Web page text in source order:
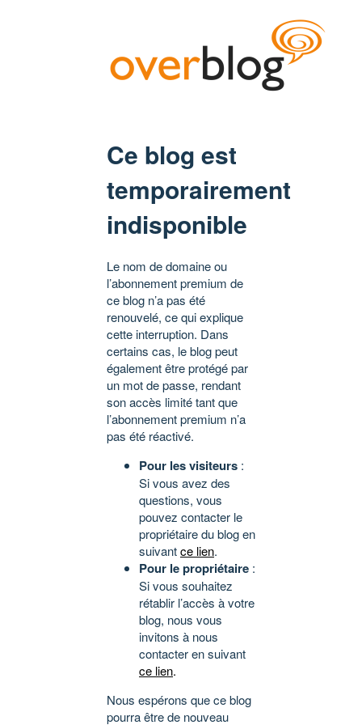
Ce blog est
temporairement
indisponible
Le nom de domaine ou
l’abonnement premium de
ce blog n’a pas été
renouvelé, ce qui explique
cette interruption. Dans
certains cas, le blog peut
également être protégé par
un mot de passe, rendant
son accès limité tant que
l’abonnement premium n’a
pas été réactivé.
Pour les visiteurs :
Si vous avez des
questions, vous
pouvez contacter le
propriétaire du blog en
suivantce lien.
Pour le propriétaire :
Si vous souhaitez
rétablir l’accès à votre
blog, nous vous
invitons à nous
contacter en suivant
ce lien.
Nous espérons que ce blog
pourra être de nouveau